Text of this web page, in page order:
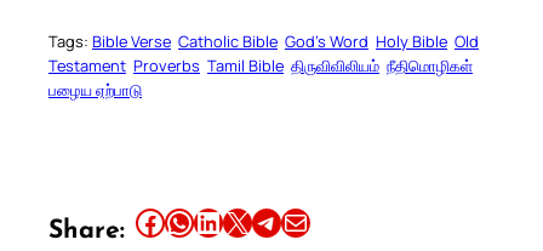
Tags: Bible Verse Catholic Bible God’s Word Holy Bible Old
Testament Proverbs Tamil Bible திருவிவிலியம் நீதிமொழிகள்
பழைய ஏற்பாடு
Share: Share this article on Facebook Share this article on WhatsApp Share this article on LinkedIn Share this article on X Share this article on TelegramEmail this Article